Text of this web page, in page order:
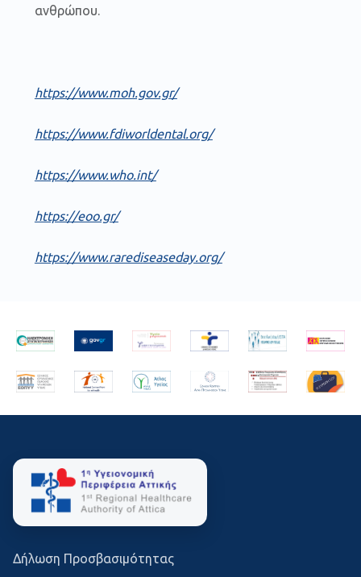
ανθρώπου.
https://www.moh.gov.gr/
https://www.fdiworldental.org/
https://www.who.int/
https://eoo.gr/
https://www.rarediseaseday.org/
Δήλωση Προσβασιμότητας